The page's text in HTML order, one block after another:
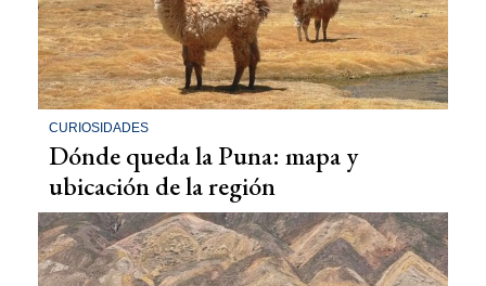
CURIOSIDADES
Dónde queda la Puna: mapa y
ubicación de la región